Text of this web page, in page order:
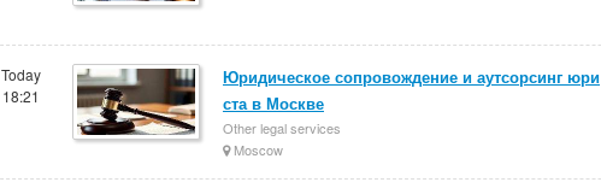
Today
18:21
Юридическое сопровождение и аутсорсинг юри
ста в Москве
Other legal services
Moscow